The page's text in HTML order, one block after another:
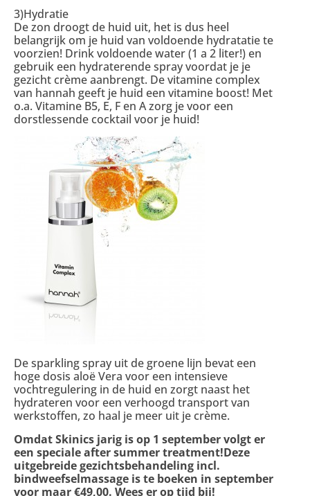
3)Hydratie
De zon droogt de huid uit, het is dus heel
belangrijk om je huid van voldoende hydratatie te
voorzien! Drink voldoende water (1 a 2 liter!) en
gebruik een hydraterende spray voordat je je
gezicht crème aanbrengt. De vitamine complex
van hannah geeft je huid een vitamine boost! Met
o.a. Vitamine B5, E, F en A zorg je voor een
dorstlessende cocktail voor je huid!
De sparkling spray uit de groene lijn bevat een
hoge dosis aloë Vera voor een intensieve
vochtregulering in de huid en zorgt naast het
hydrateren voor een verhoogd transport van
werkstoffen, zo haal je meer uit je crème.
Omdat Skinics jarig is op 1 september volgt er
een speciale after summer treatment!Deze
uitgebreide gezichtsbehandeling incl.
bindweefselmassage is te boeken in september
voor maar €49,00. Wees er op tijd bij!